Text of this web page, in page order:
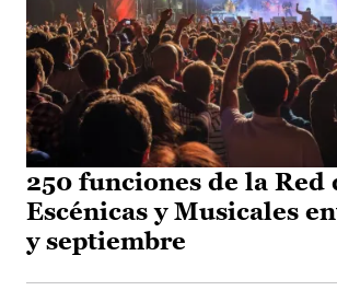
250 funciones de la Red
Escénicas y Musicales
y septiembre